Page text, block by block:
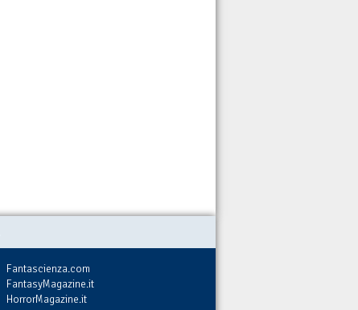
Fantascienza.com
FantasyMagazine.it
HorrorMagazine.it